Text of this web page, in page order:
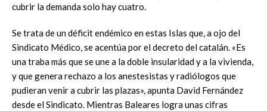
cubrir la demanda solo hay cuatro.
Se trata de un déficit endémico en estas Islas que, a ojo del
Sindicato Médico, se acentúa por el decreto del catalán. «Es
una traba más que se une a la doble insularidad y a la vivienda,
y que genera rechazo a los anestesistas y radiólogos que
pudieran venir a cubrir las plazas», apunta David Fernández
desde el Sindicato. Mientras Baleares logra unas cifras